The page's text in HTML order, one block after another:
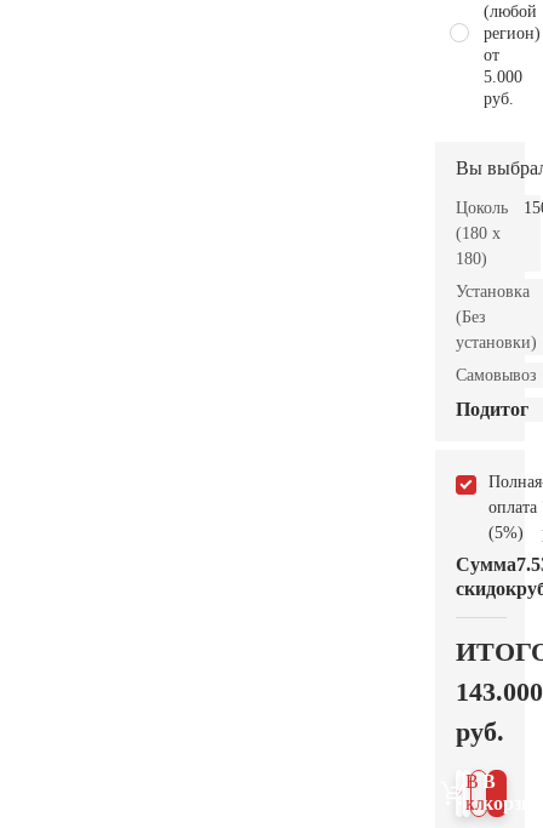
(любой
регион)
от
5.000
руб.
Вы
Цоколь
(180 x
180)
Установка
(Без
установки)
Самовывоз
Подитог
Полная
оплата
(5%)
Сумма
скидок
143.000
руб.
В
В 1
клик